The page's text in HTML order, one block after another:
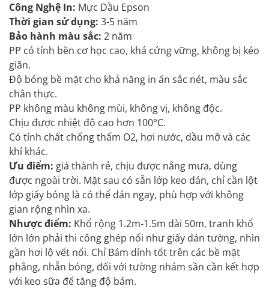
Công Nghệ In: Mực Dầu Epson
Thời gian sử dụng: 3-5 năm
Bảo hành màu sắc: 2 năm
PP có tính bền cơ học cao, khá cứng vững, không bị kéo
giãn.
Độ bóng bề mặt cho khả năng in ấn sắc nét, màu sắc
chân thực.
PP không màu không mùi, không vị, không độc.
Chịu được nhiệt độ cao hơn 100°C.
Có tính chất chống thấm O2, hơi nước, dầu mỡ và các
khí khác.
Ưu điểm: giá thành rẻ, chịu được nắng mưa, dùng
được ngoài trời. Mặt sau có sẵn lớp keo dán, chỉ cần lột
lớp giấy bóng là có thể dán ngay, phù hợp với không
gian rộng nhìn xa.
Nhược điểm: Khổ rộng 1.2m-1.5m dài 50m, tranh khổ
lớn lớn phải thi công ghép nối như giấy dán tường, nhìn
gần hơi lộ vết nối. Chỉ Bám dính tốt trên các bề mặt
phẳng, nhẵn bóng, đối với tường nhám sần cần kết hợp
với keo sữa để tăng độ bám.